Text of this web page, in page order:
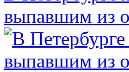
выпавшим из